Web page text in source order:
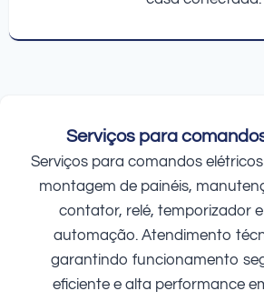
Serviços para
Serviços para comandos
montagem de painéis,
contator, relé, temporizador
automação. Atendimento
garantindo funcionamento
eficiente e alta performance